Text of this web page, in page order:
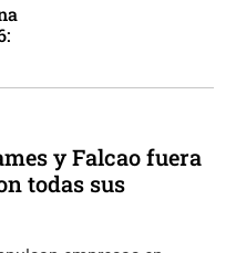
y Falcao fuera
todas sus